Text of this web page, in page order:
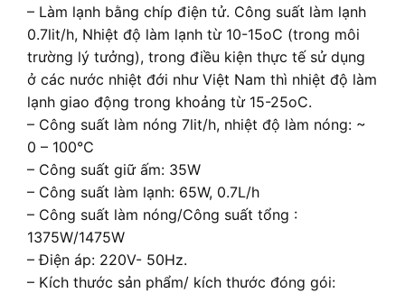
– Làm lạnh bằng chíp điện tử. Công suất làm lạnh
0.7lit/h, Nhiệt độ làm lạnh từ 10-15oC (trong môi
trường lý tưởng), trong điều kiện thực tế sử dụng
ở các nước nhiệt đới như Việt Nam thì nhiệt độ làm
lạnh giao động trong khoảng từ 15-25oC.
– Công suất làm nóng 7lit/h, nhiệt độ làm nóng: ~
0 – 100℃
– Công suất giữ ấm: 35W
– Công suất làm lạnh: 65W, 0.7L/h
– Công suất làm nóng/Công suất tổng :
1375W/1475W
– Điện áp: 220V- 50Hz.
– Kích thước sản phẩm/ kích thước đóng gói: